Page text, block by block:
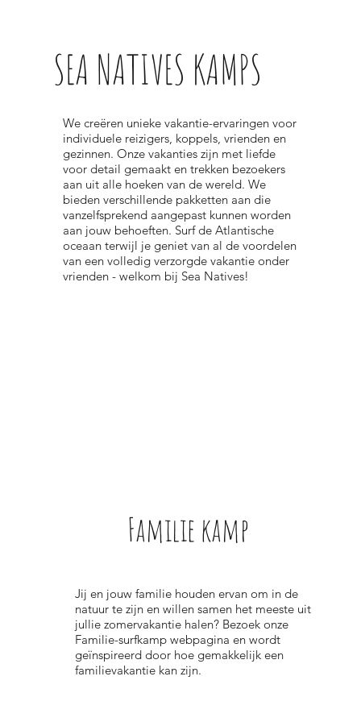
Familie kamp
Jij en jouw familie houden ervan om in de
natuur te zijn en willen samen het meeste uit
jullie zomervakantie halen? Bezoek onze
Familie-surfkamp webpagina en wordt
geïnspireerd door hoe gemakkelijk een
familievakantie kan zijn.
SEA NATIVES KAMPS
We creëren unieke vakantie-ervaringen voor
individuele reizigers, koppels, vrienden en
gezinnen. Onze vakanties zijn met liefde
voor detail gemaakt en trekken bezoekers
aan uit alle hoeken van de wereld. We
bieden verschillende pakketten aan die
vanzelfsprekend aangepast kunnen worden
aan jouw behoeften. Surf de Atlantische
oceaan terwijl je geniet van al de voordelen
van een volledig verzorgde vakantie onder
vrienden - welkom bij Sea Natives!